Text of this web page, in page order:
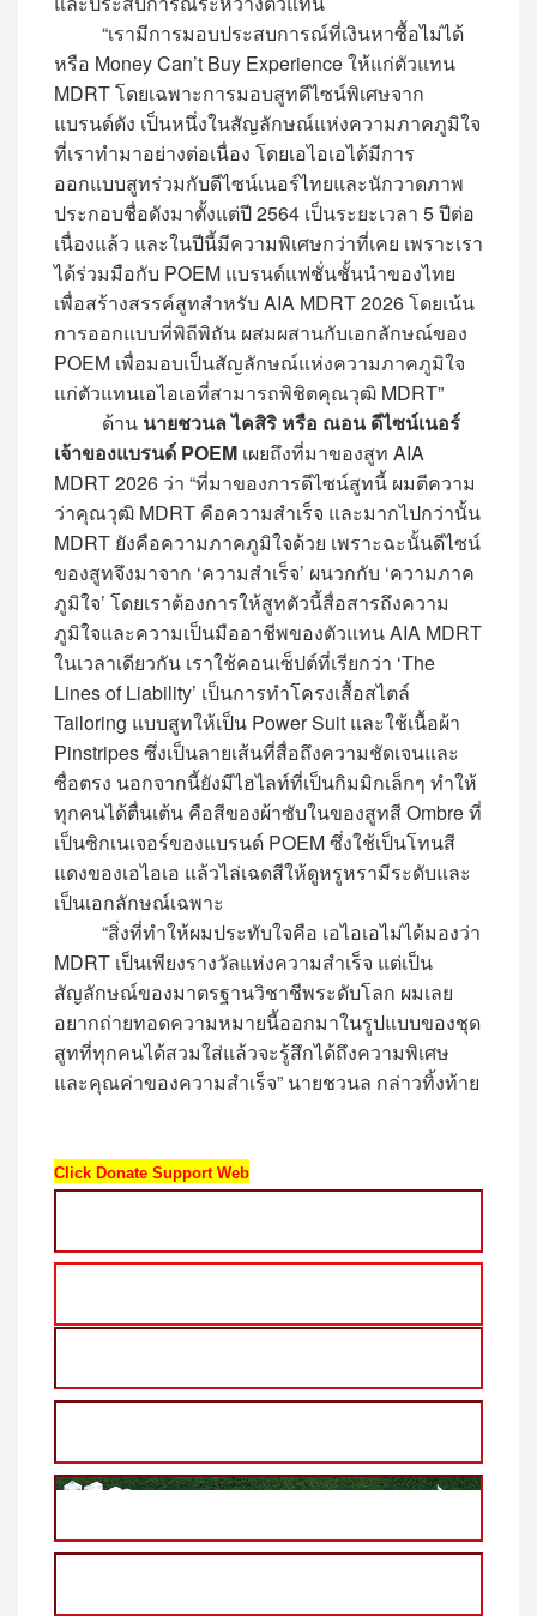
“เรามีการมอบประสบการณ์ที่เงินหาซื้อไม่ได้
หรือ Money Can’t Buy Experience ให้แก่ตัวแทน
MDRT โดยเฉพาะการมอบสูทดีไซน์พิเศษจาก
แบรนด์ดัง เป็นหนึ่งในสัญลักษณ์แห่งความภาคภูมิใจ
ที่เราทำมาอย่างต่อเนื่อง โดยเอไอเอได้มีการ
ออกแบบสูทร่วมกับดีไซน์เนอร์ไทยและนักวาดภาพ
ประกอบชื่อดังมาตั้งแต่ปี 2564 เป็นระยะเวลา 5 ปีต่อ
เนื่องแล้ว และในปีนี้มีความพิเศษกว่าที่เคย เพราะเรา
ได้ร่วมมือกับ POEM แบรนด์แฟชั่นชั้นนำของไทย
เพื่อสร้างสรรค์สูทสำหรับ AIA MDRT 2026 โดยเน้น
การออกแบบที่พิถีพิถัน ผสมผสานกับเอกลักษณ์ของ
POEM เพื่อมอบเป็นสัญลักษณ์แห่งความภาคภูมิใจ
แก่ตัวแทนเอไอเอที่สามารถพิชิตคุณวุฒิ MDRT”
ด้าน นายชวนล ไคสิริ หรือ ณอน ดีไซน์เนอร์
เจ้าของแบรนด์ POEM เผยถึงที่มาของสูท AIA
MDRT 2026 ว่า “ที่มาของการดีไซน์สูทนี้ ผมตีความ
ว่าคุณวุฒิ MDRT คือความสำเร็จ และมากไปกว่านั้น
MDRT ยังคือความภาคภูมิใจด้วย เพราะฉะนั้นดีไซน์
ของสูทจึงมาจาก ‘ความสำเร็จ’ ผนวกกับ ‘ความภาค
ภูมิใจ’ โดยเราต้องการให้สูทตัวนี้สื่อสารถึงความ
ภูมิใจและความเป็นมืออาชีพของตัวแทน AIA MDRT
ในเวลาเดียวกัน เราใช้คอนเซ็ปต์ที่เรียกว่า ‘The
Lines of Liability’ เป็นการทำโครงเสื้อสไตล์
Tailoring แบบสูทให้เป็น Power Suit และใช้เนื้อผ้า
Pinstripes ซึ่งเป็นลายเส้นที่สื่อถึงความชัดเจนและ
ซื่อตรง นอกจากนี้ยังมีไฮไลท์ที่เป็นกิมมิกเล็กๆ ทำให้
ทุกคนได้ตื่นเต้น คือสีของผ้าซับในของสูทสี Ombre ที่
เป็นซิกเนเจอร์ของแบรนด์ POEM ซึ่งใช้เป็นโทนสี
แดงของเอไอเอ แล้วไล่เฉดสีให้ดูหรูหรามีระดับและ
เป็นเอกลักษณ์เฉพาะ
“สิ่งที่ทำให้ผมประทับใจคือ เอไอเอไม่ได้มองว่า
MDRT เป็นเพียงรางวัลแห่งความสำเร็จ แต่เป็น
สัญลักษณ์ของมาตรฐานวิชาชีพระดับโลก ผมเลย
อยากถ่ายทอดความหมายนี้ออกมาในรูปแบบของชุด
สูทที่ทุกคนได้สวมใส่แล้วจะรู้สึกได้ถึงความพิเศษ
และคุณค่าของความสำเร็จ” นายชวนล กล่าวทิ้งท้าย
Click Donate Support Web